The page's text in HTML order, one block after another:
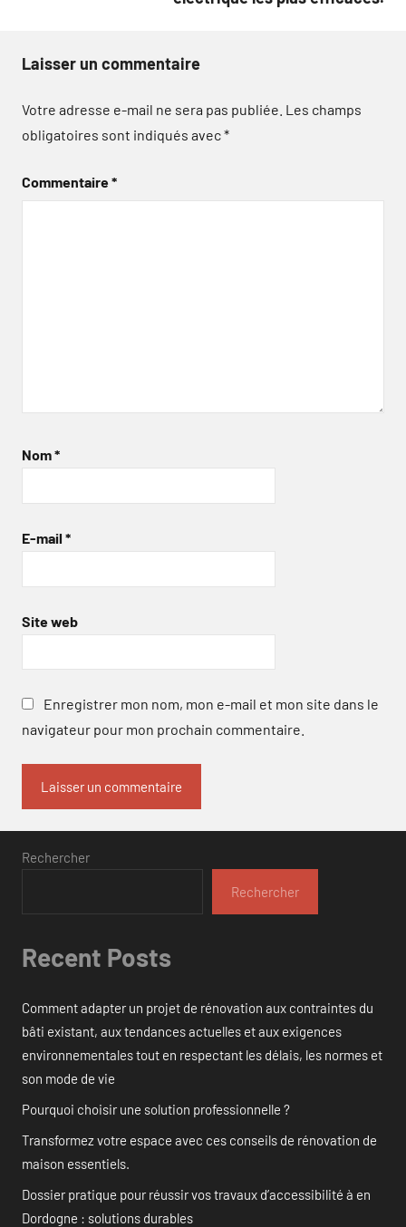
Laisser un commentaire
Votre adresse e-mail ne sera pas publiée. Les champs
obligatoires sont indiqués avec*
Commentaire*
Nom*
E-mail *
Site web
Enregistrer mon nom, mon e-mail et mon site dans le
navigateur pour mon prochain commentaire.
Rechercher
Rechercher
Recent Posts
Comment adapter un projet de rénovation aux contraintes du
bâti existant, aux tendances actuelles et aux exigences
environnementales tout en respectant les délais, les normes et
son mode de vie
Pourquoi choisir une solution professionnelle ?
Transformez votre espace avec ces conseils de rénovation de
maison essentiels.
Dossier pratique pour réussir vos travaux d’accessibilité à en
Dordogne : solutions durables